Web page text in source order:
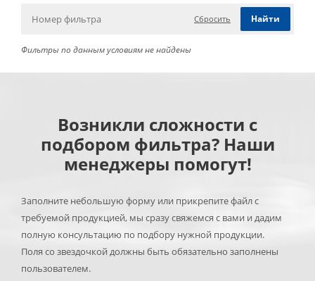
Сбросить
Фильтры по данным условиям не найдены
Возникли сложности с
подбором фильтра? Наши
менеджеры помогут!
Заполните небольшую форму или прикрепите файл с
требуемой продукцией, мы сразу свяжемся с вами и дадим
полную консультацию по подбору нужной продукции.
Поля со звездочкой должны быть обязательно заполнены
пользователем.